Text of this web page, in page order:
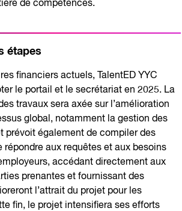
de compétences.
étapes
financiers actuels, TalentED YYC
le portail et le secrétariat en 2025. La
travaux sera axée sur l’amélioration
global, notamment la gestion des
prévoit également de compiler des
répondre aux requêtes et aux besoins
accédant directement aux
prenantes et fournissant des
l’attrait du projet pour les
fin, le projet intensifiera ses efforts